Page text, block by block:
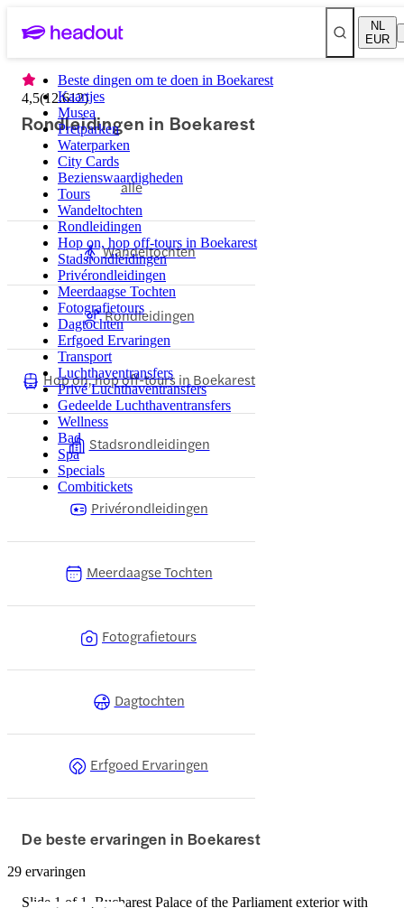
NL
EUR
Beste dingen om te doen in Boekarest
Kaartjes
Musea
Pretparken
Waterparken
City Cards
Bezienswaardigheden
Tours
Wandeltochten
Rondleidingen
Hop on, hop off-tours in Boekarest
Stadsrondleidingen
Privérondleidingen
Meerdaagse Tochten
Fotografietours
Dagtochten
Erfgoed Ervaringen
Transport
Luchthaventransfers
Privé Luchthaventransfers
Gedeelde Luchthaventransfers
Wellness
Bad
Spa
Specials
Combitickets
4,5(12.612)
Rondleidingen in Boekarest
alle
Wandeltochten
Rondleidingen
Hop on, hop off-tours in Boekarest
Stadsrondleidingen
Privérondleidingen
Meerdaagse Tochten
Fotografietours
Dagtochten
Erfgoed Ervaringen
De beste ervaringen in Boekarest
29 ervaringen
Slide 1 of 1, Bucharest Palace of the Parliament exterior with